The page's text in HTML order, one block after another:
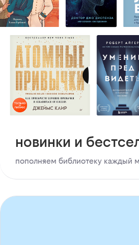
новинки и
пополняем библиотеку каждый